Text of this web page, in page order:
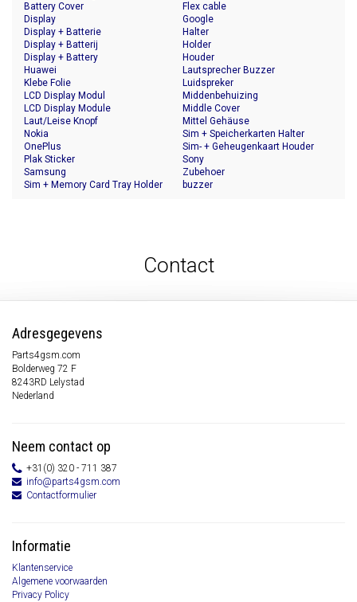
Battery Cover
Display
Display + Batterie
Display + Batterij
Display + Battery
Flex cable
Google
Halter
Holder
Houder
Huawei
Klebe Folie
LCD Display Modul
LCD Display Module
Laut/Leise Knopf
Lautsprecher Buzzer
Luidspreker
Middenbehuizing
Middle Cover
Mittel Gehäuse
Nokia
OnePlus
Plak Sticker
Samsung
Sim + Memory Card Tray Holder
Sim + Speicherkarten Halter
Sim- + Geheugenkaart Houder
Sony
Zubehoer
buzzer
Contact
Adresgegevens
Parts4gsm.com
Bolderweg 72 F
8243RD Lelystad
Nederland
Neem contact op
+31(0) 320 - 711 387
info@parts4gsm.com
Contactformulier
Informatie
Klantenservice
Algemene voorwaarden
Privacy Policy